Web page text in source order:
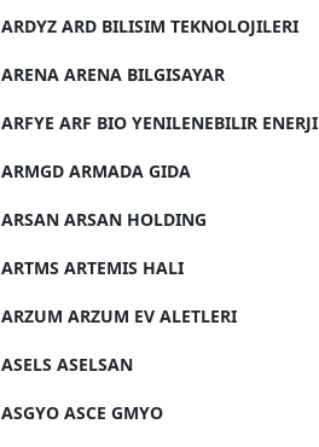
ARDYZ ARD BILISIM TEKNOLOJILERI
ARENA ARENA BILGISAYAR
ARFYE ARF BIO YENILENEBILIR ENERJI
ARMGD ARMADA GIDA
ARSAN ARSAN HOLDING
ARTMS ARTEMIS HALI
ARZUM ARZUM EV ALETLERI
ASELS ASELSAN
ASGYO ASCE GMYO